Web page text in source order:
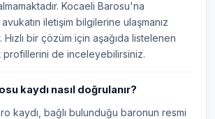
Kocaeli Barosu'na
iletişim bilgilerine ulaşmanız
Hızlı bir çözüm için aşağıda listelenen
profillerini de inceleyebilirsiniz.
kaydı nasıl doğrulanır?
kaydı, bağlı bulunduğu baronun resmi